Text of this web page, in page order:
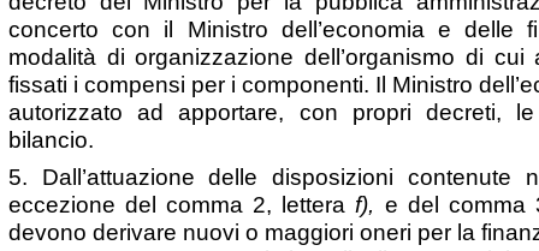
concerto con il Ministro dell’economia e delle
modalità di organizzazione dell’organismo di
fissati i compensi per i componenti. Il Ministro
autorizzato ad apportare, con propri decreti,
bilancio.
5. Dall’attuazione delle disposizioni contenute
eccezione del comma 2, lettera f), e del comma
devono derivare nuovi o maggiori oneri per la